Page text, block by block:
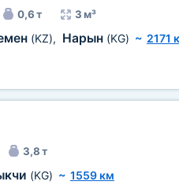
0,6 т 3 м³
(KZ), Нарын (KG) ~ 2171
3,8 т
(KG) ~ 1559 км